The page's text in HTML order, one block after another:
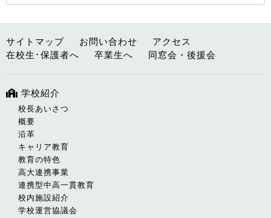
サイトマップ お問い合わせ
アクセス
在校生･保護者へ
卒業生へ 同窓会・後援会
学校紹介
校長あいさつ
概要
沿革
キャリア教育
教育の特色
高大連携事業
連携型中高一貫教育
校内施設紹介
学校運営協議会